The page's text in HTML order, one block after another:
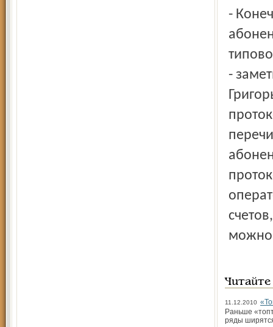
-
-
можно
11.12.2010
Раньше
ряды